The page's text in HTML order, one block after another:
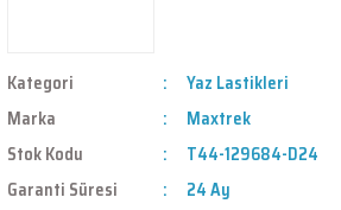
Kategori
Yaz Lastikleri
Marka
Maxtrek
Stok Kodu
T44-129684-D24
Garanti Süresi
24 Ay